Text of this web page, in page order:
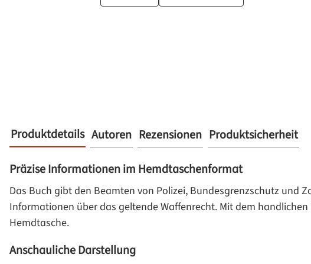
Produktdetails
Präzise Informationen im Hemdtaschenformat
Das Buch gibt den Beamten von Polizei, Bundesgrenzschutz und
Informationen über das geltende Waffenrecht. Mit dem
Hemdtasche.
Anschauliche Darstellung
Autoren Rezensionen Produktsicherheit